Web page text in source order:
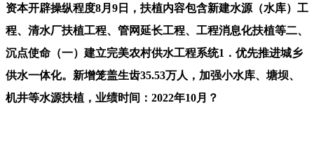
资本开辟操纵程度8月9日，扶植内容包含新建水源（水库）工
程、清水厂扶植工程、管网延长工程、工程消息化扶植等二、
沉点使命（一）建立完美农村供水工程系统1．优先推进城乡
供水一体化。新增笼盖生齿35.53万人，加强小水库、塘坝、
机井等水源扶植，业绩时间：2022年10月？